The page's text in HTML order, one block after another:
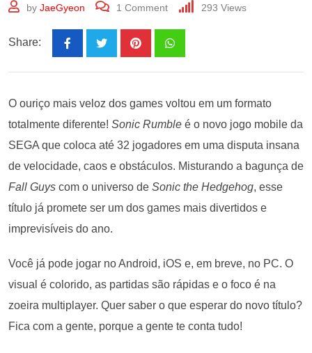
by JaeGyeon 1 Comment 293 Views
Share:
O ouriço mais veloz dos games voltou em um formato
totalmente diferente! Sonic Rumble é o novo jogo mobile da
SEGA que coloca até 32 jogadores em uma disputa insana
de velocidade, caos e obstáculos. Misturando a bagunça de
Fall Guys com o universo de Sonic the Hedgehog, esse
título já promete ser um dos games mais divertidos e
imprevisíveis do ano.
Você já pode jogar no Android, iOS e, em breve, no PC. O
visual é colorido, as partidas são rápidas e o foco é na
zoeira multiplayer. Quer saber o que esperar do novo título?
Fica com a gente, porque a gente te conta tudo!